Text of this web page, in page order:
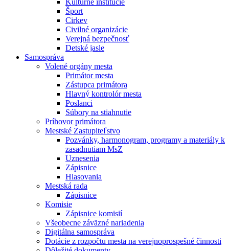
Kultúrne inštitúcie
Šport
Cirkev
Civilné organizácie
Verejná bezpečnosť
Detské jasle
Samospráva
Volené orgány mesta
Primátor mesta
Zástupca primátora
Hlavný kontrolór mesta
Poslanci
Súbory na stiahnutie
Príhovor primátora
Mestské Zastupiteľstvo
Pozvánky, harmonogram, programy a materiály k
zasadnutiam MsZ
Uznesenia
Zápisnice
Hlasovania
Mestská rada
Zápisnice
Komisie
Zápisnice komisií
Všeobecne záväzné nariadenia
Digitálna samospráva
Dotácie z rozpočtu mesta na verejnoprospešné činnosti